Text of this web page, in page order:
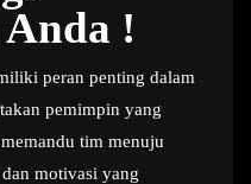
!
peran penting dalam
pemimpin yang
tim menuju
motivasi yang